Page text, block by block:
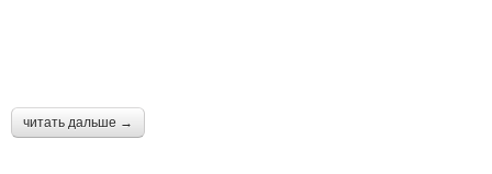
читать дальше →